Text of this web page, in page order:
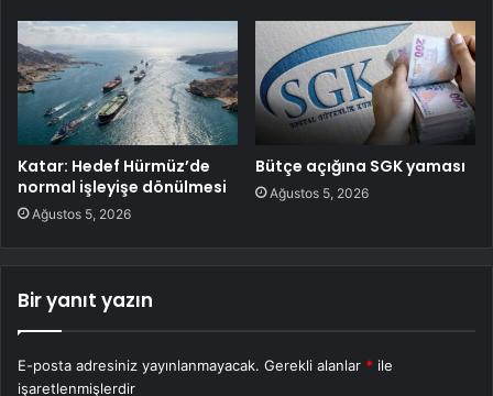
Katar: Hedef Hürmüz’de
normal işleyişe dönülmesi
Ağustos 5, 2026
Bütçe açığına SGK yaması
Ağustos 5, 2026
Bir yanıt yazın
E-posta adresiniz yayınlanmayacak. Gerekli alanlar * ile
işaretlenmişlerdir